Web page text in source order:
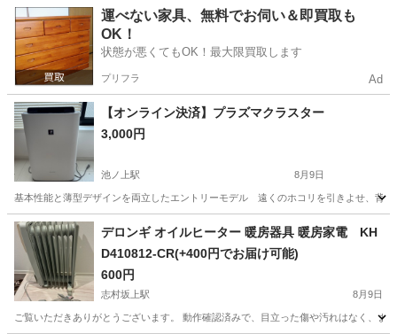
東京 渋谷区 代官山駅 美容家電
運べない家具、無料でお伺い＆即買取も
OK！
状態が悪くてもOK！最大限買取します
プリフラ Ad
【オンライン決済】プラズマクラスター
3,000円
池ノ上駅 8月9日
基本性能と薄型デザインを両立したエントリーモデル 遠くのホコリを引きよせ、背
東京 渋谷区 池ノ上駅 季節、空調家電
デロンギ オイルヒーター 暖房器具 暖房家電 KH
D410812-CR(+400円でお届け可能)
600円
志村坂上駅 8月9日
ご覧いただきありがとうございます。 動作確認済みで、目立った傷や汚れはなく、